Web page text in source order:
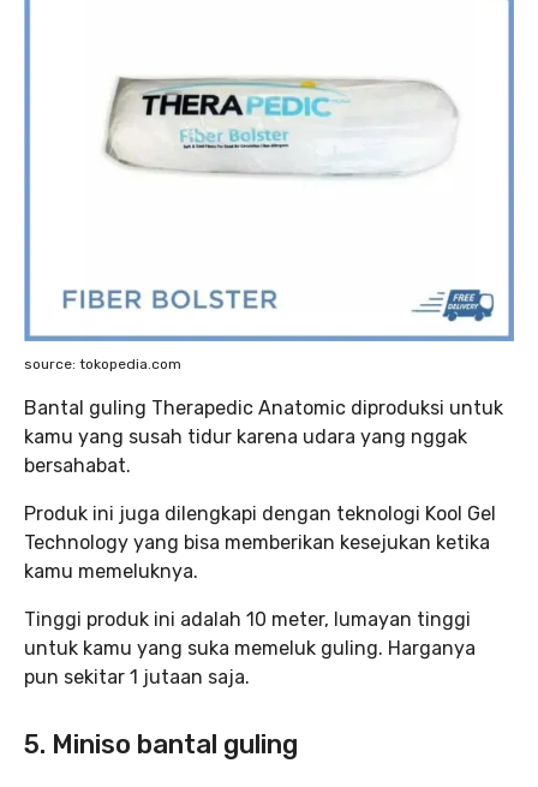
source: tokopedia.com
Bantal guling Therapedic Anatomic diproduksi untuk
kamu yang susah tidur karena udara yang nggak
bersahabat.
Produk ini juga dilengkapi dengan teknologi Kool Gel
Technology yang bisa memberikan kesejukan ketika
kamu memeluknya.
Tinggi produk ini adalah 10 meter, lumayan tinggi
untuk kamu yang suka memeluk guling. Harganya
pun sekitar 1 jutaan saja.
5. Miniso bantal guling